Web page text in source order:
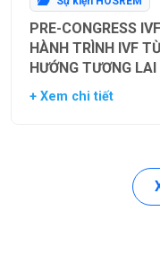
PRE-CONGRESS
HÀNH TRÌNH IVF
HƯỚNG TƯƠNG LAI
+ Xem chi tiết